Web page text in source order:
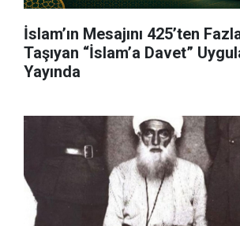
İslam’ın Mesajını 425’ten
Taşıyan “İslam’a Davet”
Yayında